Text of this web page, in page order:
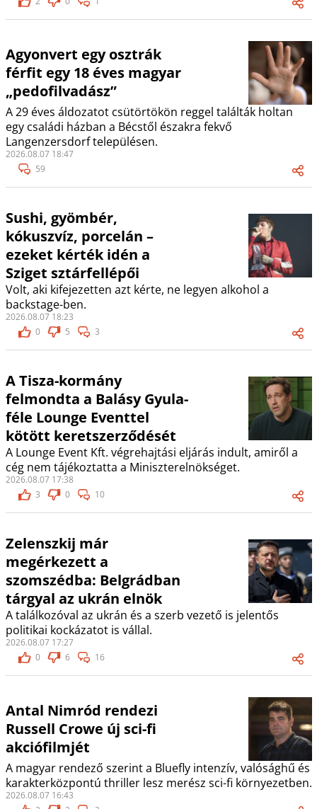
Agyonvert egy osztrák
férfit egy 18 éves magyar
„pedofilvadász”
A 29 éves áldozatot csütörtökön reggel találták holtan
egy családi házban a Bécstől északra fekvő
Langenzersdorf településen.
2026.08.07 18:47
59
Sushi, gyömbér,
kókuszvíz, porcelán –
ezeket kérték idén a
Sziget sztárfellépői
Volt, aki kifejezetten azt kérte, ne legyen alkohol a
backstage-ben.
2026.08.07 18:23
0
5 3
A Tisza-kormány
felmondta a Balásy Gyula-
féle Lounge Eventtel
kötött keretszerződését
A Lounge Event Kft. végrehajtási eljárás indult, amiről a
cég nem tájékoztatta a Miniszterelnökséget.
2026.08.07 17:38
3
0 10
Zelenszkij már
megérkezett a
szomszédba: Belgrádban
tárgyal az ukrán elnök
A találkozóval az ukrán és a szerb vezető is jelentős
politikai kockázatot is vállal.
2026.08.07 17:27
0
6 16
Antal Nimród rendezi
Russell Crowe új sci-fi
akciófilmjét
A magyar rendező szerint a Bluefly intenzív, valósághű és
karakterközpontú thriller lesz merész sci-fi környezetben.
2026.08.07 16:43